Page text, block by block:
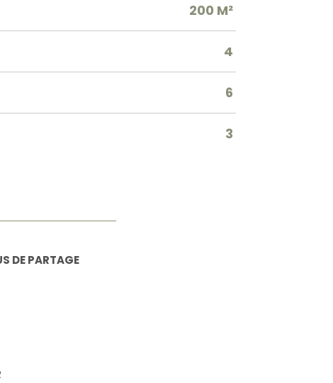
200 M²
4
6
3
DE PARTAGE